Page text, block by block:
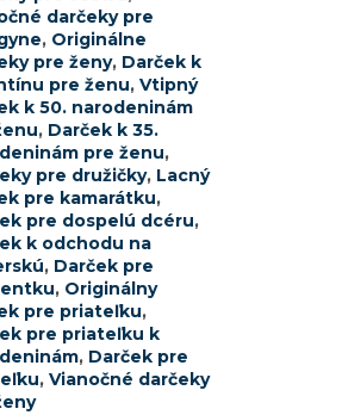
darčeky pre
, Originálne
pre ženy, Darček k
pre ženu, Vtipný
k 50. narodeninám
, Darček k 35.
pre ženu,
pre družičky, Lacný
pre kamarátku,
pre dospelú dcéru,
k odchodu na
, Darček pre
, Originálny
pre priateľku,
pre priateľku k
, Darček pre
, Vianočné darčeky